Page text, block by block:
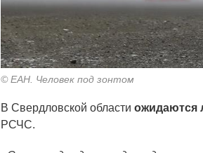
© ЕАН. Человек под зонтом
В Свердловской области ожидаются
РСЧС.